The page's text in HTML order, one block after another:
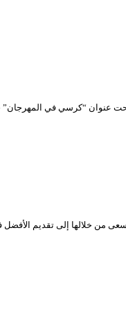
تحت عنوان “كرسي في
من خلالها إلى تقديم